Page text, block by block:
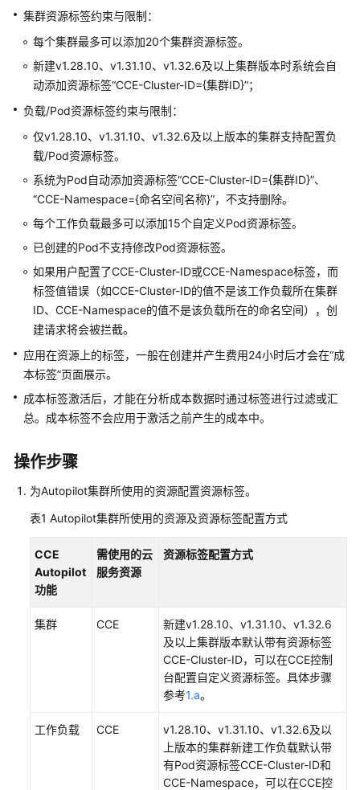
品
介
绍
计
费
说
明
速
入
用
户
指
南
佳
实
CCE
Autopilot
群
中
部
Jenkins
标
集群资源标签约束与限制：
每个集群最多可以添加20个集群资源标签。
新建v1.28.10、v1.31.10、v1.32.6及以上集群版本时系统会自
动添加资源标签“CCE-Cluster-ID={集群ID}”；
负载/Pod资源标签约束与限制：
仅v1.28.10、v1.31.10、v1.32.6及以上版本的集群支持配置负
载/Pod资源标签。
系统为Pod自动添加资源标签“CCE-Cluster-ID={集群ID}”、
“CCE-Namespace={命名空间名称}”，不支持删除。
每个工作负载最多可以添加15个自定义Pod资源标签。
已创建的Pod不支持修改Pod资源标签。
如果用户配置了CCE-Cluster-ID或CCE-Namespace标签，而
标签值错误（如CCE-Cluster-ID的值不是该工作负载所在集群
ID、CCE-Namespace的值不是该负载所在的命名空间），创
建请求将会被拦截。
应用在资源上的标签，一般在创建并产生费用24小时后才会在“成
本标签”页面展示。
成本标签激活后，才能在分析成本数据时通过标签进行过滤或汇
总。成本标签不会应用于激活之前产生的成本中。
操作步骤
为Autopilot集群所使用的资源配置资源标签。
表1 Autopilot集群所使用的资源及资源标签配置方式
CCE
Autopilot
功能
需使用的云
服务资源
资源标签配置方式
集群 CCE
新建v1.28.10、v1.31.10、v1.32.6
及以上集群版本默认带有资源标签
CCE-Cluster-ID，可以在CCE控制
台配置自定义资源标签。具体步骤
参考1.a。
工作负载 CCE
v1.28.10、v1.31.10、v1.32.6及以
上版本的集群新建工作负载默认带
有Pod资源标签CCE-Cluster-ID和
CCE-Namespace，可以在CCE控